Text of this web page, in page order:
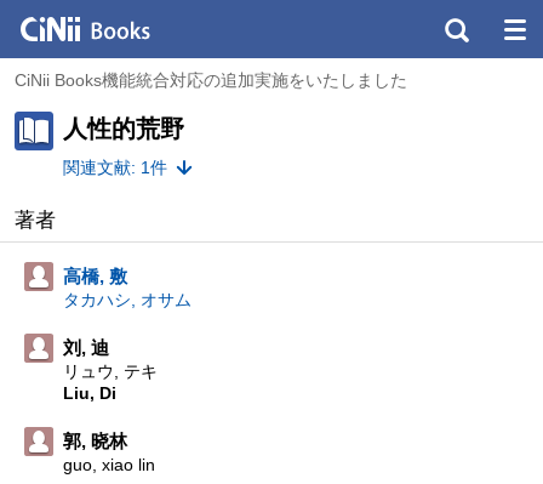
CiNii Books機能統合対応の追加実施をいたしました
人性的荒野
関連文献: 1件
著者
高橋, 敷
タカハシ, オサム
刘, 迪
リュウ, テキ
Liu, Di
郭, 晓林
guo, xiao lin